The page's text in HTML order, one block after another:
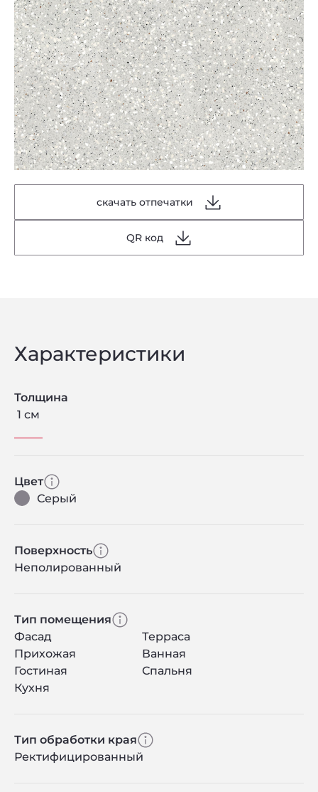
скачать отпечатки
QR код
Характеристики
Толщина
1 см
Цвет
Серый
Поверхность
Неполированный
Тип помещения
Фасад
Терраса
Прихожая
Ванная
Гостиная
Спальня
Кухня
Тип обработки края
Ректифицированный